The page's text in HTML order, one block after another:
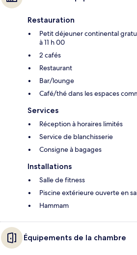
Restauration
Petit déjeuner continental
à 11 h 00
2 cafés
Restaurant
Bar/lounge
Café/thé dans les espaces
Services
Réception à horaires limités
Service de blanchisserie
Consigne à bagages
Installations
Salle de fitness
Piscine extérieure ouverte en
Hammam
Équipements de la chambre